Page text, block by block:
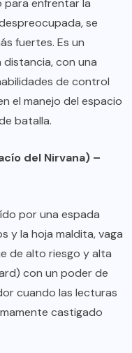
se
fuertes. Es un
con una
de control
el manejo del espacio
batalla.
del Nirvana) –
por una espada
y la hoja maldita, vaga
de alto riesgo y alta
con un poder de
cuando las lecturas
castigado